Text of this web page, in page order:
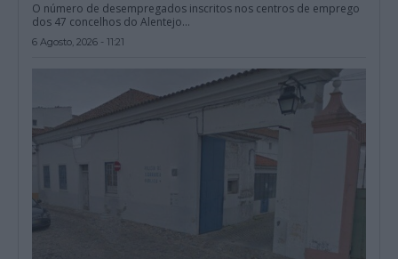
O número de desempregados inscritos nos centros de emprego
dos 47 concelhos do Alentejo...
6 Agosto, 2026 - 11:21